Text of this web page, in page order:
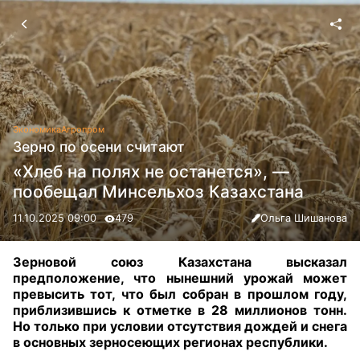
ЭкономикаАгропром
Зерно по осени считают
«Хлеб на полях не останется», —
пообещал Минсельхоз Казахстана
11.10.2025 09:00 479 Ольга Шишанова
Зерновой союз Казахстана высказал
предположение, что нынешний урожай может
превысить тот, что был собран в прошлом году,
приблизившись к отметке в 28 миллионов тонн.
Но только при условии отсутствия дождей и снега
в основных зерносеющих регионах республики.